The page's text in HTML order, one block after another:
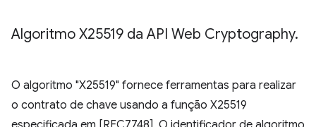
Algoritmo X25519 da API Web Cryptography.
O algoritmo "X25519" fornece ferramentas para realizar
o contrato de chave usando a função X25519